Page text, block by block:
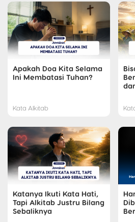
Apakah Doa Kita Selama
Ini Membatasi Tuhan?
Kata Alkitab
Katanya Ikuti Kata Hati,
Tapi Alkitab Justru Bilang
Sebaliknya